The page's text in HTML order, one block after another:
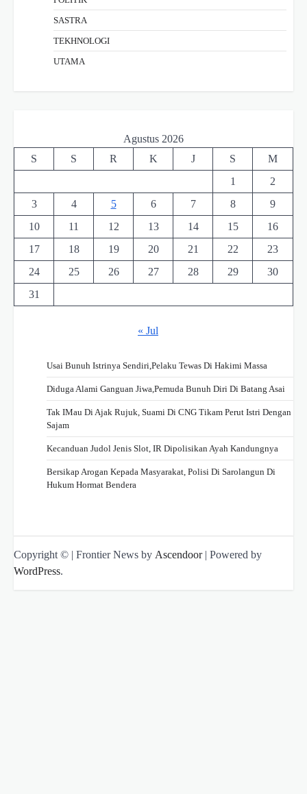
SASTRA
TEKHNOLOGI
UTAMA
Agustus 2026
S
S R K J S
M
1
2
3
4 5 6 7 8
9
10
11 12 13 14 15
16
17
18 19 20 21 22
23
24
25 26 27 28 29
30
31
« Jul
Usai Bunuh Istrinya Sendiri,Pelaku Tewas Di Hakimi Massa
Diduga Alami Ganguan Jiwa,Pemuda Bunuh Diri Di Batang Asai
Tak IMau Di Ajak Rujuk, Suami Di CNG Tikam Perut Istri Dengan
Sajam
Kecanduan Judol Jenis Slot, IR Dipolisikan Ayah Kandungnya
Bersikap Arogan Kepada Masyarakat, Polisi Di Sarolangun Di
Hukum Hormat Bendera
Copyright © | Frontier News by Ascendoor| Powered by
WordPress.